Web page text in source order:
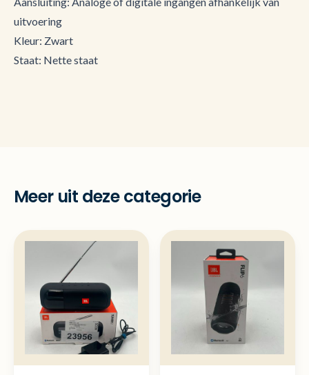
uitvoering
Kleur: Zwart
Staat: Nette staat
Meer uit deze categorie